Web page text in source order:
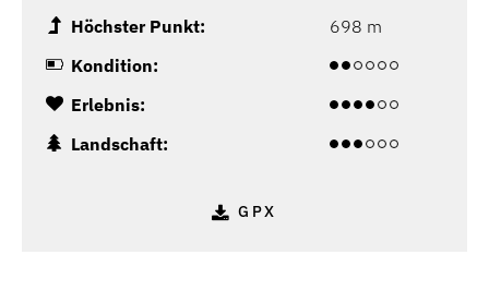
Höchster Punkt:
698 m
Kondition:
Erlebnis:
Landschaft:
GPX